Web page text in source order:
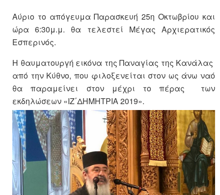
Αύριο το απόγευμα Παρασκευή 25η Οκτωβρίου και
ώρα 6:30μ.μ. θα τελεστεί Μέγας Αρχιερατικός
Εσπερινός.
H θαυματουργή εικόνα της Παναγίας της Κανάλας
από την Κύθνο, που φιλοξενείται στον ως άνω ναό
θα παραμείνει στον μέχρι το πέρας των
εκδηλώσεων «ΙΖ΄ΔΗΜΗΤΡΙΑ 2019».